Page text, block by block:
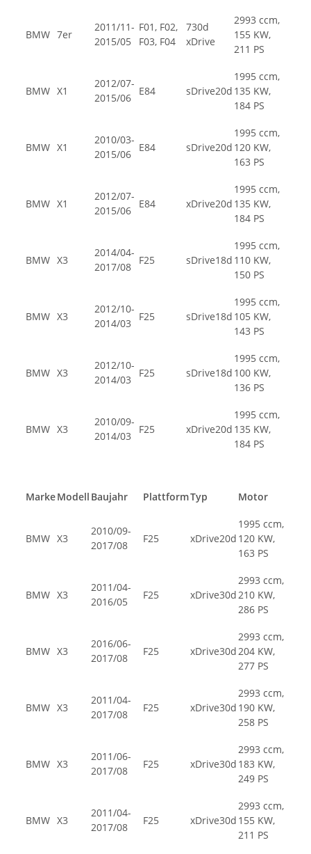
BMW 7er
2011/11-
2015/05
F01, F02,
F03, F04
730d
xDrive
2993 ccm,
155 KW,
211 PS
BMW X1
2012/07-
2015/06
E84 sDrive20d
1995 ccm,
135 KW,
184 PS
BMW X1
2010/03-
2015/06
E84 sDrive20d
1995 ccm,
120 KW,
163 PS
BMW X1
2012/07-
2015/06
E84 xDrive20d
1995 ccm,
135 KW,
184 PS
BMW X3
2014/04-
2017/08
F25 sDrive18d
1995 ccm,
110 KW,
150 PS
BMW X3
2012/10-
2014/03
F25 sDrive18d
1995 ccm,
105 KW,
143 PS
BMW X3
2012/10-
2014/03
F25 sDrive18d
1995 ccm,
100 KW,
136 PS
BMW X3
2010/09-
2014/03
F25 xDrive20d
1995 ccm,
135 KW,
184 PS
MarkeModell Baujahr PlattformTyp Motor
BMW X3
2010/09-
2017/08
F25 xDrive20d
1995 ccm,
120 KW,
163 PS
BMW X3
2011/04-
2016/05
F25 xDrive30d
2993 ccm,
210 KW,
286 PS
BMW X3
2016/06-
2017/08
F25 xDrive30d
2993 ccm,
204 KW,
277 PS
BMW X3
2011/04-
2017/08
F25 xDrive30d
2993 ccm,
190 KW,
258 PS
BMW X3
2011/06-
2017/08
F25 xDrive30d
2993 ccm,
183 KW,
249 PS
BMW X3
2011/04-
2017/08
F25 xDrive30d
2993 ccm,
155 KW,
211 PS